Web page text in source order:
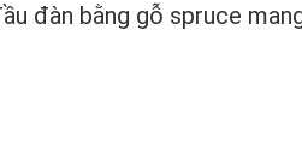
đàn bằng gỗ spruce